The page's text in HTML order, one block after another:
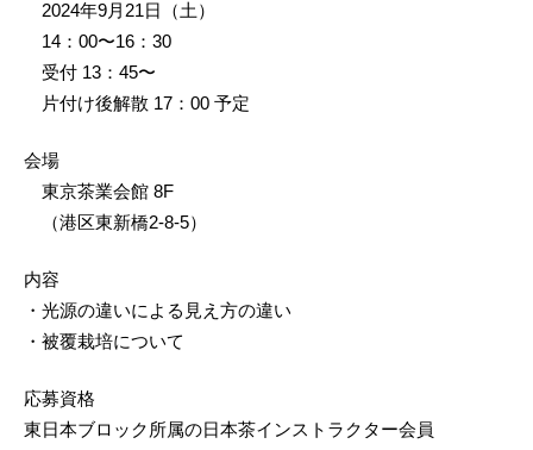
2024年9月21日（土）
14：00〜16：30
受付 13：45〜
片付け後解散 17：00 予定
会場
東京茶業会館 8F
（港区東新橋2-8-5）
内容
・光源の違いによる見え方の違い
・被覆栽培について
応募資格
東日本ブロック所属の日本茶インストラクター会員